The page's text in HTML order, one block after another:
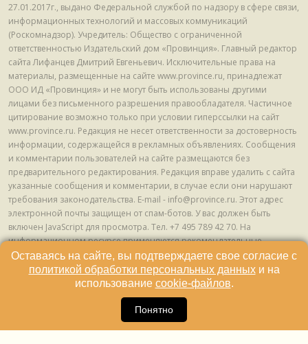
27.01.2017г., выдано Федеральной службой по надзору в сфере связи,
информационных технологий и массовых коммуникаций
(Роскомнадзор). Учредитель: Общество с ограниченной
ответственностью Издательский дом «Провинция». Главный редактор
сайта Лифанцев Дмитрий Евгеньевич. Исключительные права на
материалы, размещенные на сайте www.province.ru, принадлежат
ООО ИД «Провинция» и не могут быть использованы другими
лицами без письменного разрешения правообладателя. Частичное
цитирование возможно только при условии гиперссылки на сайт
www.province.ru. Редакция не несет ответственности за достоверность
информации, содержащейся в рекламных объявлениях. Сообщения
и комментарии пользователей на сайте размещаются без
предварительного редактирования. Редакция вправе удалить с сайта
указанные сообщения и комментарии, в случае если они нарушают
требования законодательства. E-mail - info@province.ru. Этот адрес
электронной почты защищен от спам-ботов. У вас должен быть
включен JavaScript для просмотра. Tел. +7 495 789 42 70. На
информационном ресурсе применяются рекомендательные
технологии (информационные технологии предоставления
информации на основе сбора, систематизации и анализа сведений,
относящихся к предпочтениям пользователей сети "Интернет",
находящихся на территории Российской Федерации) © ООО ИД
Оставаясь на сайте, вы подтверждаете свое согласие с
политикой обработки персональных данныхи на
использование cookie-файлов.
Понятно